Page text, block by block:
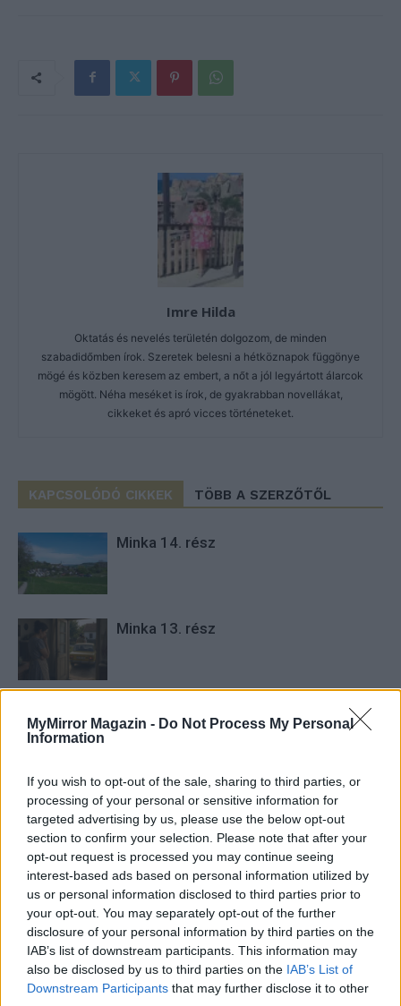
MyMirror Magazin - Do Not Process My Personal
Information
If you wish to opt-out of the sale, sharing to third parties, or
processing of your personal or sensitive information for
targeted advertising by us, please use the below opt-out
section to confirm your selection. Please note that after your
opt-out request is processed you may continue seeing
interest-based ads based on personal information utilized by
us or personal information disclosed to third parties prior to
your opt-out. You may separately opt-out of the further
disclosure of your personal information by third parties on the
IAB’s list of downstream participants. This information may
also be disclosed by us to third parties on the IAB’s List of
Downstream Participants that may further disclose it to other
Imre Hilda
Oktatás és nevelés területén dolgozom, de minden
szabadidőmben írok. Szeretek belesni a hétköznapok függönye
mögé és közben keresem az embert, a nőt a jól legyártott álarcok
mögött. Néha meséket is írok, de gyakrabban novellákat,
cikkeket és apró vicces történeteket.
KAPCSOLÓDÓ CIKKEK TÖBB A SZERZŐTŐL
Minka 14. rész
Minka 13. rész
Halál a Tresco-szigeten – A Josh
Clayton-ügy
HOZZÁSZÓLOK A CIKKHEZ